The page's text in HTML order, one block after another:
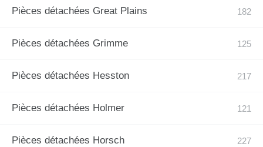
Pièces détachées Great Plains
Pièces détachées Grimme
Pièces détachées Hesston
Pièces détachées Holmer
Pièces détachées Horsch